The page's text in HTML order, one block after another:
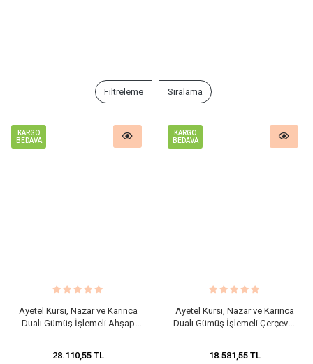
Filtreleme Sıralama
KARGO
BEDAVA
Ayetel Kürsi, Nazar ve Karınca
Dualı Gümüş İşlemeli Ahşap
28.110,55 TL
KARGO
BEDAVA
Ayetel Kürsi, Nazar ve Karınca
Dualı Gümüş İşlemeli Çerçeveli
18.581,55 TL